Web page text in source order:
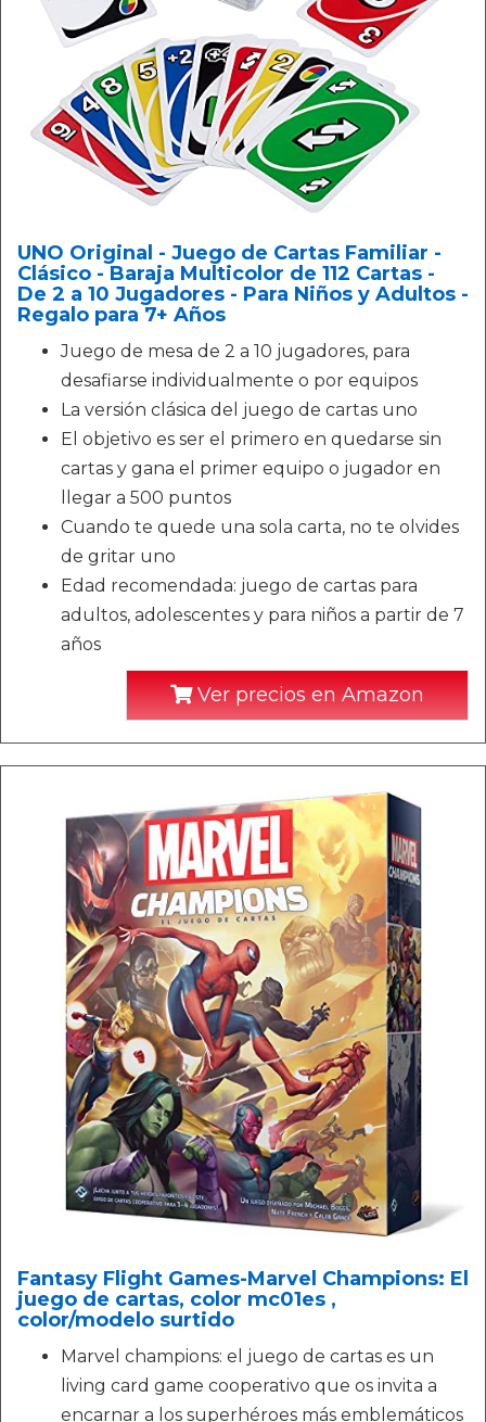
UNO Original - Juego de Cartas Familiar -
Clásico - Baraja Multicolor de 112 Cartas -
De 2 a 10 Jugadores - Para Niños y Adultos -
Regalo para 7+ Años
Juego de mesa de 2 a 10 jugadores, para
desafiarse individualmente o por equipos
La versión clásica del juego de cartas uno
El objetivo es ser el primero en quedarse sin
cartas y gana el primer equipo o jugador en
llegar a 500 puntos
Cuando te quede una sola carta, no te olvides
de gritar uno
Edad recomendada: juego de cartas para
adultos, adolescentes y para niños a partir de 7
años
Ver precios en Amazon
Fantasy Flight Games-Marvel Champions: El
juego de cartas, color mc01es ,
color/modelo surtido
Marvel champions: el juego de cartas es un
living card game cooperativo que os invita a
encarnar a los superhéroes más emblemáticos